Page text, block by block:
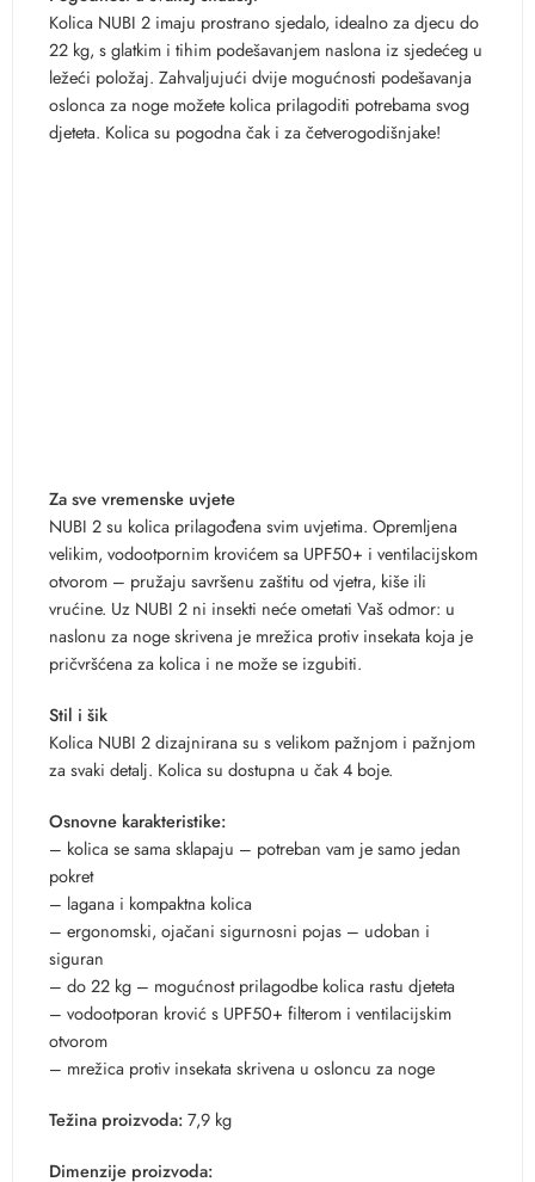
Kolica NUBI 2 imaju prostrano sjedalo, idealno za djecu do
22 kg, s glatkim i tihim podešavanjem naslona iz sjedećeg u
ležeći položaj. Zahvaljujući dvije mogućnosti podešavanja
oslonca za noge možete kolica prilagoditi potrebama svog
djeteta. Kolica su pogodna čak i za četverogodišnjake!
Za sve vremenske uvjete
NUBI 2 su kolica prilagođena svim uvjetima. Opremljena
velikim, vodootpornim krovićem sa UPF50+ i ventilacijskom
otvorom – pružaju savršenu zaštitu od vjetra, kiše ili
vrućine. Uz NUBI 2 ni insekti neće ometati Vaš odmor: u
naslonu za noge skrivena je mrežica protiv insekata koja je
pričvršćena za kolica i ne može se izgubiti.
Stil i šik
Kolica NUBI 2 dizajnirana su s velikom pažnjom i pažnjom
za svaki detalj. Kolica su dostupna u čak 4 boje.
Osnovne karakteristike:
– kolica se sama sklapaju – potreban vam je samo jedan
pokret
– lagana i kompaktna kolica
– ergonomski, ojačani sigurnosni pojas – udoban i
siguran
– do 22 kg – mogućnost prilagodbe kolica rastu djeteta
– vodootporan krović s UPF50+ filterom i ventilacijskim
otvorom
– mrežica protiv insekata skrivena u osloncu za noge
Težina proizvoda:7,9 kg
Dimenzije proizvoda: